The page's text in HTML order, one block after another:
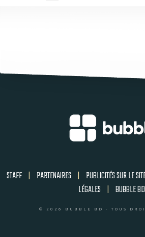
STAFF | PARTENAIRES | PUBLICITÉS SUR LE
LÉGALES | BUBBLE BD
© 2026 BUBBLE BD - TOUS